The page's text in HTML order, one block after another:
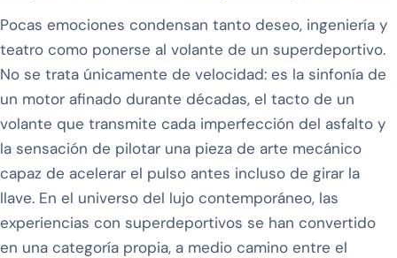
Pocas emociones condensan tanto deseo, ingeniería y
teatro como ponerse al volante de un superdeportivo.
No se trata únicamente de velocidad: es la sinfonía de
un motor afinado durante décadas, el tacto de un
volante que transmite cada imperfección del asfalto y
la sensación de pilotar una pieza de arte mecánico
capaz de acelerar el pulso antes incluso de girar la
llave. En el universo del lujo contemporáneo, las
experiencias con superdeportivos se han convertido
en una categoría propia, a medio camino entre el